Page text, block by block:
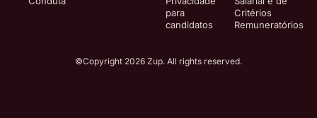
para
candidatos
Critérios
Remuneratórios
©Copyright 2026 Zup. All rights reserved.